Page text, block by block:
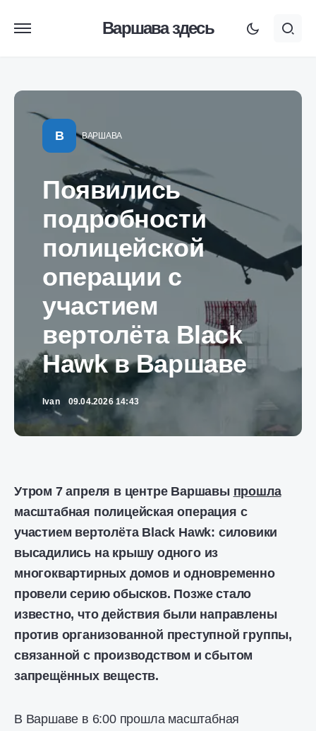
Варшава здесь
В ВАРШАВА
Появились
подробности
полицейской
операции с
участием
вертолёта Black
Hawk в Варшаве
Ivan 09.04.2026 14:43
Утром 7 апреля в центре Варшавы прошла
масштабная полицейская операция с
участием вертолёта Black Hawk: силовики
высадились на крышу одного из
многоквартирных домов и одновременно
провели серию обысков. Позже стало
известно, что действия были направлены
против организованной преступной группы,
связанной с производством и сбытом
запрещённых веществ.
В Варшаве в 6:00 прошла масштабная